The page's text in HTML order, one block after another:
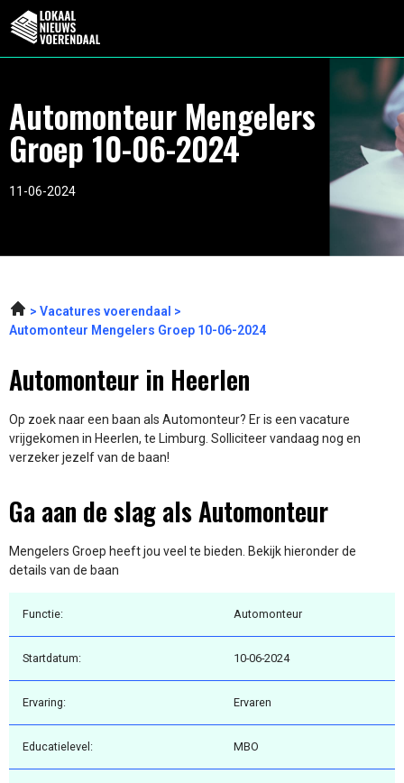
Automonteur Mengelers
Groep 10-06-2024
11-06-2024
Vacatures voerendaal
Automonteur Mengelers Groep 10-06-2024
Automonteur in Heerlen
Op zoek naar een baan als Automonteur? Er is een vacature
vrijgekomen in Heerlen, te Limburg. Solliciteer vandaag nog en
verzeker jezelf van de baan!
Ga aan de slag als Automonteur
Mengelers Groep heeft jou veel te bieden. Bekijk hieronder de
details van de baan
Functie: Automonteur
Startdatum: 10-06-2024
Ervaring: Ervaren
Educatielevel: MBO